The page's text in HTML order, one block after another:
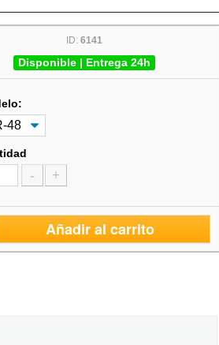
ID: 6141
Disponible | Entrega 24h
- +
Añadir al carrito